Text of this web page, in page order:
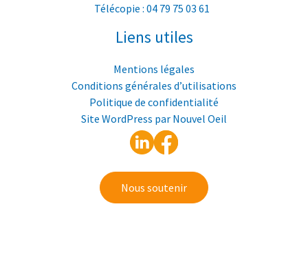
Télécopie : 04 79 75 03 61
Liens utiles
Mentions légales
Conditions générales d’utilisations
Politique de confidentialité
Site WordPress par Nouvel Oeil
Nous soutenir